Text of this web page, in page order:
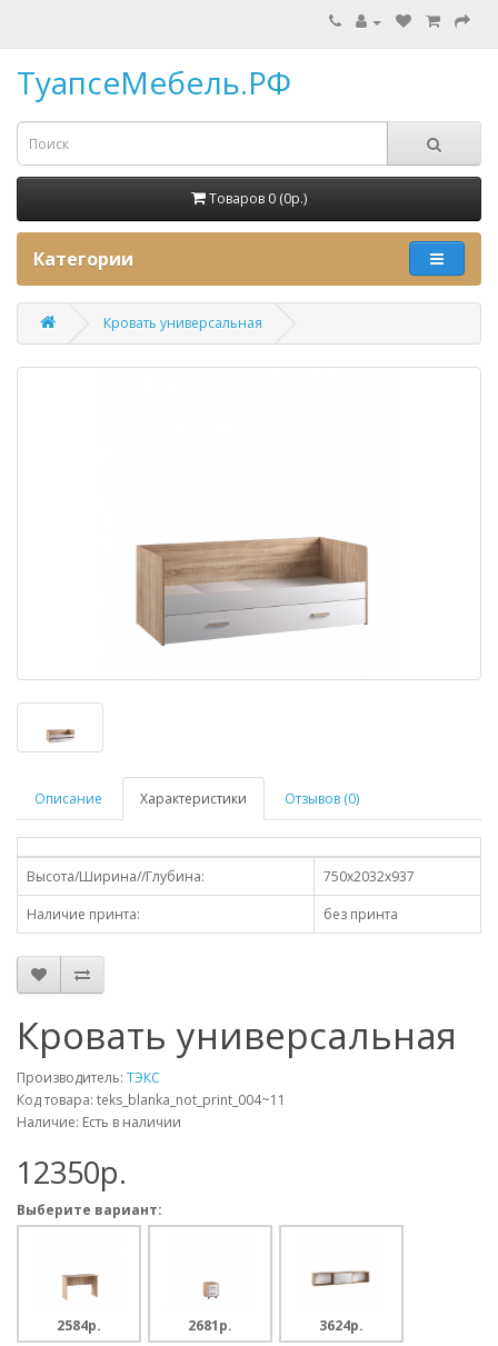
ТуапсеМебель.РФ
Товаров 0 (0p.)
Категории
Кровать универсальная
Описание Характеристики Отзывов (0)
Высота/Ширина//Глубина:
750х2032х937
Наличие принта:
без принта
Кровать универсальная
Производитель: ТЭКС
Код товара: teks_blanka_not_print_004~11
Наличие: Есть в наличии
12350p.
Выберите вариант:
2584p. 2681p. 3624p.